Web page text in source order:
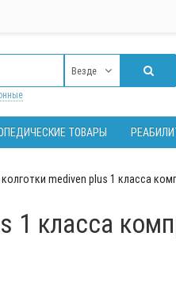
Везде
ТОВАРЫ
mediven plus 1 класса
класса